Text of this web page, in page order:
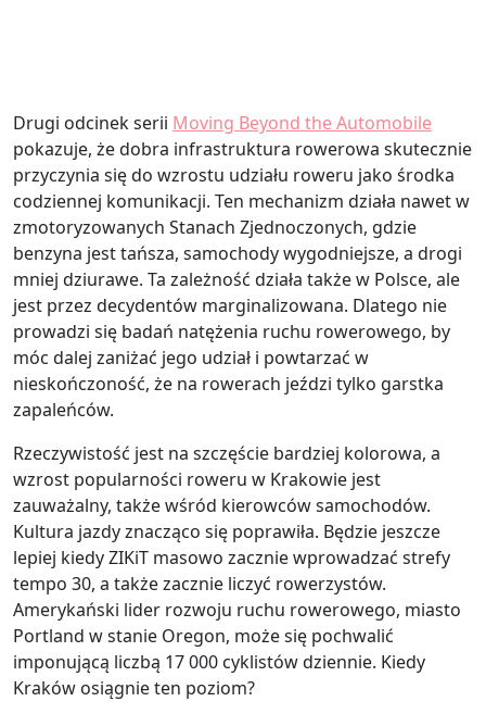
Drugi odcinek serii Moving Beyond the Automobile
pokazuje, że dobra infrastruktura rowerowa skutecznie
przyczynia się do wzrostu udziału roweru jako środka
codziennej komunikacji. Ten mechanizm działa nawet w
zmotoryzowanych Stanach Zjednoczonych, gdzie
benzyna jest tańsza, samochody wygodniejsze, a drogi
mniej dziurawe. Ta zależność działa także w Polsce, ale
jest przez decydentów marginalizowana. Dlatego nie
prowadzi się badań natężenia ruchu rowerowego, by
móc dalej zaniżać jego udział i powtarzać w
nieskończoność, że na rowerach jeździ tylko garstka
zapaleńców.
Rzeczywistość jest na szczęście bardziej kolorowa, a
wzrost popularności roweru w Krakowie jest
zauważalny, także wśród kierowców samochodów.
Kultura jazdy znacząco się poprawiła. Będzie jeszcze
lepiej kiedy ZIKiT masowo zacznie wprowadzać strefy
tempo 30, a także zacznie liczyć rowerzystów.
Amerykański lider rozwoju ruchu rowerowego, miasto
Portland w stanie Oregon, może się pochwalić
imponującą liczbą 17 000 cyklistów dziennie. Kiedy
Kraków osiągnie ten poziom?